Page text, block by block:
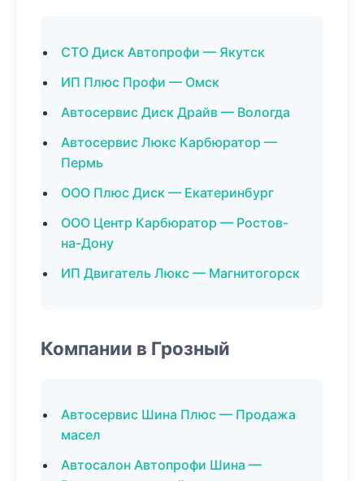
СТО Диск Автопрофи — Якутск
ИП Плюс Профи — Омск
Автосервис Диск Драйв — Вологда
Автосервис Люкс Карбюратор —
Пермь
ООО Плюс Диск — Екатеринбург
ООО Центр Карбюратор — Ростов-
на-Дону
ИП Двигатель Люкс — Магнитогорск
Компании в Грозный
Автосервис Шина Плюс — Продажа
масел
Автосалон Автопрофи Шина —